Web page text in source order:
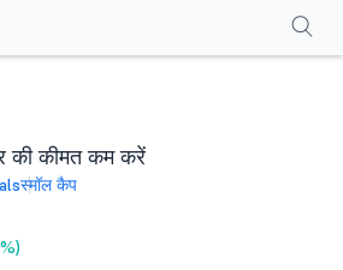
की कीमत कम करें
स्मॉल कैप
सामान्य प्रश्न